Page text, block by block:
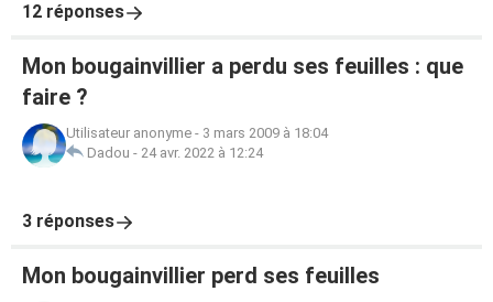
12 réponses
Mon bougainvillier a perdu ses feuilles : que
faire ?
Utilisateur anonyme - 3 mars 2009 à 18:04
Dadou - 24 avr. 2022 à 12:24
3 réponses
Mon bougainvillier perd ses feuilles